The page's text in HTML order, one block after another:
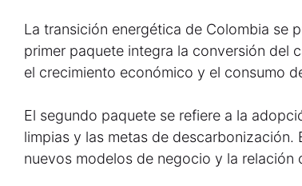
La transición energética de Colombia se
primer paquete integra la conversión del
el crecimiento económico y el consumo
El segundo paquete se refiere a la
limpias y las metas de
nuevos modelos de negocio y la relación